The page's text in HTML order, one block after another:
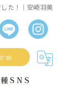
した！｜安崎羽美
✉
SNS